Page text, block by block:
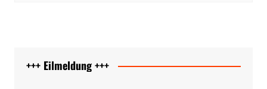
+++ Eilmeldung +++